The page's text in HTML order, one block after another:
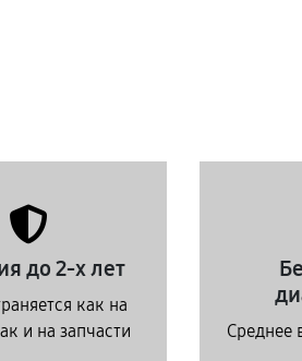
до 2-х лет
как на
и на запчасти
Среднее